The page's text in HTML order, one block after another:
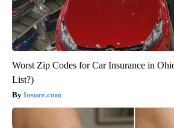
Worst Zip Codes for Car Insurance in
List?)
Insure.com